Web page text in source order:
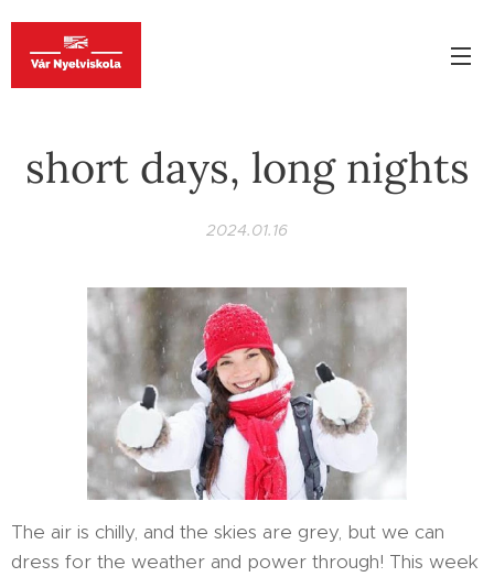
short days, long nights
2024.01.16
The air is chilly, and the skies are grey, but we can
dress for the weather and power through! This week